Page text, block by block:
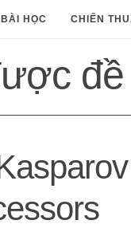
BÀI HỌC CHIẾN